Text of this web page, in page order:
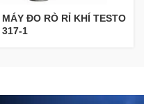
MÁY ĐO RÒ RỈ KHÍ TESTO
317-1